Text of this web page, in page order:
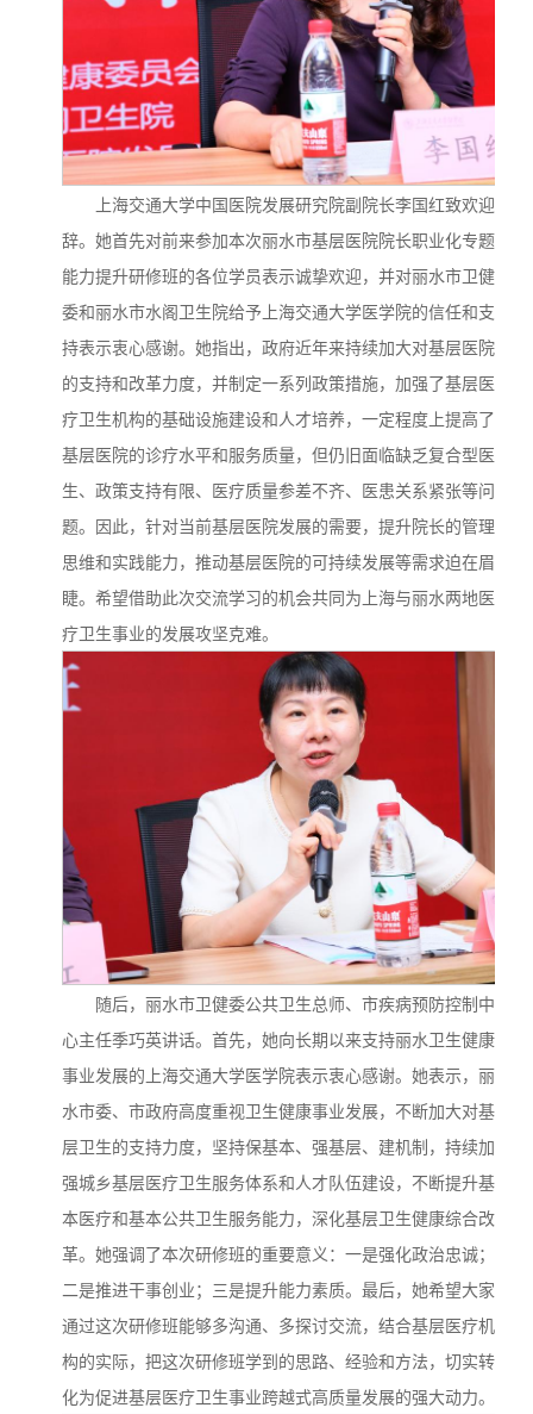
上海交通大学中国医院发展研究院副院长李国红致欢迎
辞。她首先对前来参加本次丽水市基层医院院长职业化专题
能力提升研修班的各位学员表示诚挚欢迎，并对丽水市卫健
委和丽水市水阁卫生院给予上海交通大学医学院的信任和支
持表示衷心感谢。她指出，政府近年来持续加大对基层医院
的支持和改革力度，并制定一系列政策措施，加强了基层医
疗卫生机构的基础设施建设和人才培养，一定程度上提高了
基层医院的诊疗水平和服务质量，但仍旧面临缺乏复合型医
生、政策支持有限、医疗质量参差不齐、医患关系紧张等问
题。因此，针对当前基层医院发展的需要，提升院长的管理
思维和实践能力，推动基层医院的可持续发展等需求迫在眉
睫。希望借助此次交流学习的机会共同为上海与丽水两地医
疗卫生事业的发展攻坚克难。
随后，丽水市卫健委公共卫生总师、市疾病预防控制中
心主任季巧英讲话。首先，她向长期以来支持丽水卫生健康
事业发展的上海交通大学医学院表示衷心感谢。她表示，丽
水市委、市政府高度重视卫生健康事业发展，不断加大对基
层卫生的支持力度，坚持保基本、强基层、建机制，持续加
强城乡基层医疗卫生服务体系和人才队伍建设，不断提升基
本医疗和基本公共卫生服务能力，深化基层卫生健康综合改
革。她强调了本次研修班的重要意义：一是强化政治忠诚；
二是推进干事创业；三是提升能力素质。最后，她希望大家
通过这次研修班能够多沟通、多探讨交流，结合基层医疗机
构的实际，把这次研修班学到的思路、经验和方法，切实转
化为促进基层医疗卫生事业跨越式高质量发展的强大动力。